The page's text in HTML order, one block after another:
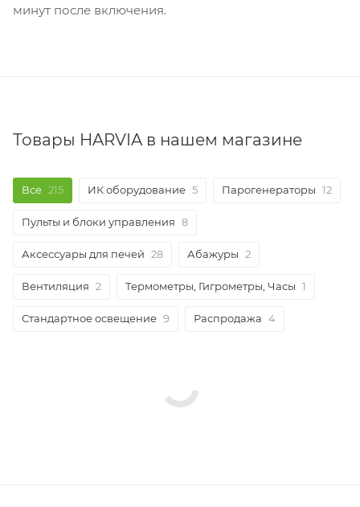
минут после включения.
Товары HARVIA в нашем магазине
Все 215 ИК оборудование 5 Парогенераторы 12
Пульты и блоки управления 8
Аксессуары для печей 28 Абажуры 2
Вентиляция 2 Термометры, Гигрометры, Часы 1
Стандартное освещение 9 Распродажа 4